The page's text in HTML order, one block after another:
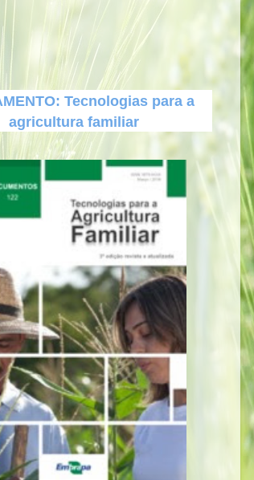
Tecnologias para a
agricultura familiar